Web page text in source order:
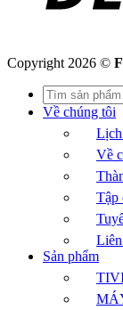
Copyright 2026 ©
Tìm
kiếm:
Về chúng tôi
Lịch
Về
Tập
Sản phẩm